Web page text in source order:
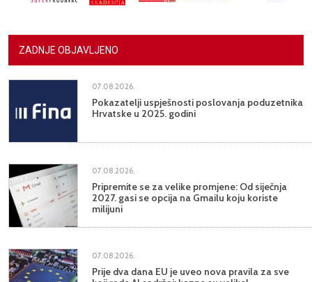
ZADNJE OBJAVLJENO
07.08.2026.
Pokazatelji uspješnosti poslovanja poduzetnika
Hrvatske u 2025. godini
07.08.2026.
Pripremite se za velike promjene: Od siječnja
2027. gasi se opcija na Gmailu koju koriste
milijuni
07.08.2026.
Prije dva dana EU je uveo nova pravila za sve